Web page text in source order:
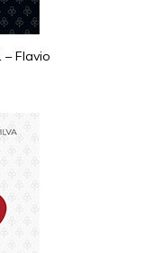
– Flavio